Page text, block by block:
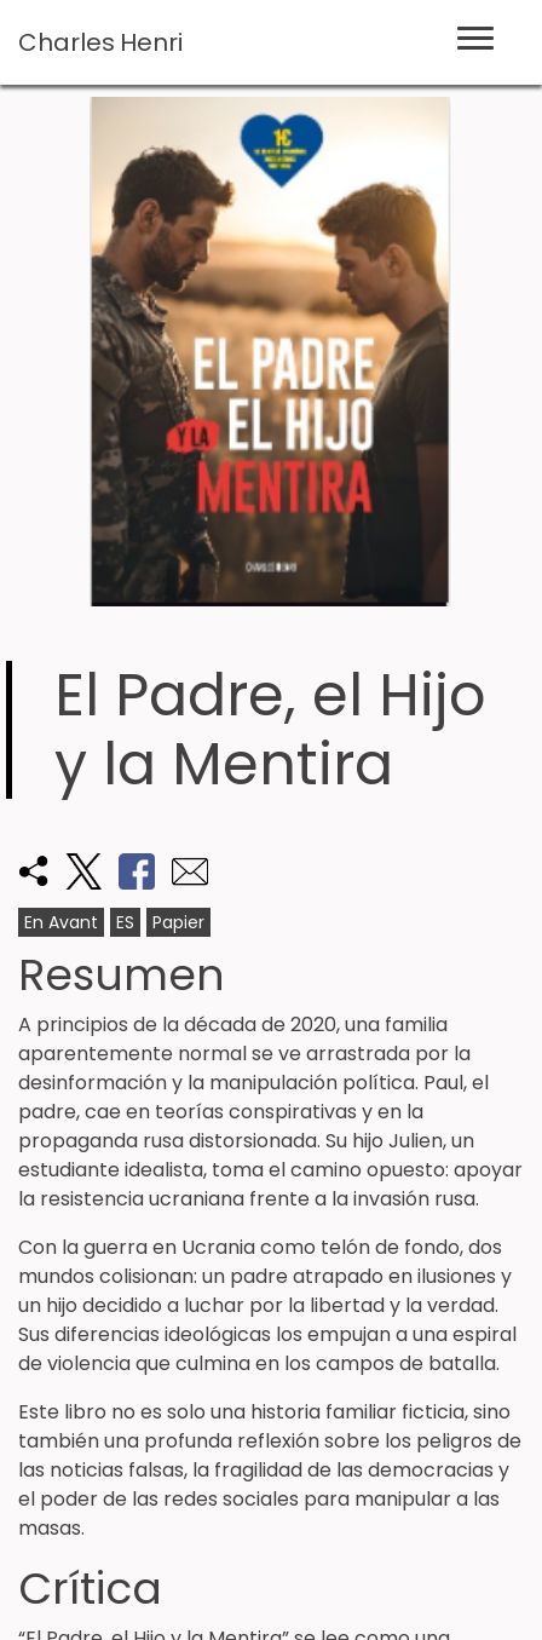
Charles Henri
El Padre, el Hijo
y la Mentira
En Avant ES Papier
Resumen
A principios de la década de 2020, una familia
aparentemente normal se ve arrastrada por la
desinformación y la manipulación política. Paul, el
padre, cae en teorías conspirativas y en la
propaganda rusa distorsionada. Su hijo Julien, un
estudiante idealista, toma el camino opuesto: apoyar
la resistencia ucraniana frente a la invasión rusa.
Con la guerra en Ucrania como telón de fondo, dos
mundos colisionan: un padre atrapado en ilusiones y
un hijo decidido a luchar por la libertad y la verdad.
Sus diferencias ideológicas los empujan a una espiral
de violencia que culmina en los campos de batalla.
Este libro no es solo una historia familiar ficticia, sino
también una profunda reflexión sobre los peligros de
las noticias falsas, la fragilidad de las democracias y
el poder de las redes sociales para manipular a las
masas.
Crítica